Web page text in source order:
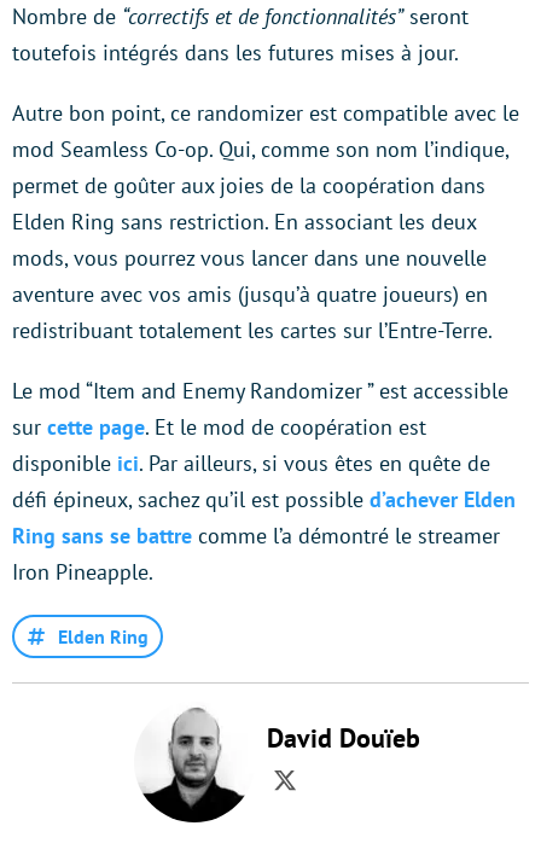
Nombre de “correctifs et de fonctionnalités”seront
toutefois intégrés dans les futures mises à jour.
Autre bon point, ce randomizer est compatible avec le
mod Seamless Co-op. Qui, comme son nom l’indique,
permet de goûter aux joies de la coopération dans
Elden Ring sans restriction. En associant les deux
mods, vous pourrez vous lancer dans une nouvelle
aventure avec vos amis (jusqu’à quatre joueurs) en
redistribuant totalement les cartes sur l’Entre-Terre.
Le mod “Item and Enemy Randomizer ” est accessible
sur cette page. Et le mod de coopération est
disponible ici. Par ailleurs, si vous êtes en quête de
défi épineux, sachez qu’il est possible d’achever Elden
Ring sans se battre comme l’a démontré le streamer
Iron Pineapple.
Elden Ring
David Douïeb
Twitter